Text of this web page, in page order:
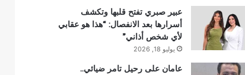
عبير صبري تفتح قلبها وتكشف
أسرارها بعد الانفصال: “هذا هو عقابي
لأي شخص أذاني”
يوليو 18, 2026
عامان على رحيل تامر ضيائي..